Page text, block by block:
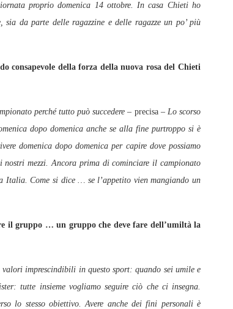
proprio domenica 14 ottobre. In casa Chieti ho
da parte delle ragazzine e delle ragazze un po’ più
consapevole della forza della nuova rosa del Chieti
perché tutto può succedere – precisa – Lo scorso
dopo domenica anche se alla fine purtroppo si è
domenica dopo domenica per capire dove possiamo
nostri mezzi. Ancora prima di cominciare il campionato
Italia. Come si dice … se l’appetito vien mangiando un
il gruppo … un gruppo che deve fare dell’umiltà la
imprescindibili in questo sport: quando sei umile e
tutte insieme vogliamo seguire ciò che ci insegna.
lo stesso obiettivo. Avere anche dei fini personali è